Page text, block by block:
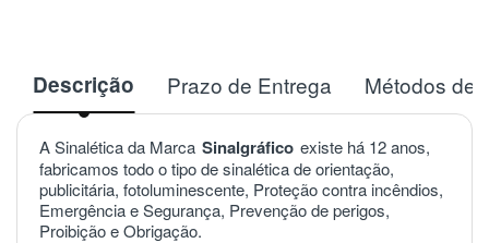
Descrição Prazo de Entrega Métodos de
A Sinalética da Marca Sinalgráfico existe há 12 anos,
fabricamos todo o tipo de sinalética de orientação,
publicitária, fotoluminescente, Proteção contra incêndios,
Emergência e Segurança, Prevenção de perigos,
Proibição e Obrigação.